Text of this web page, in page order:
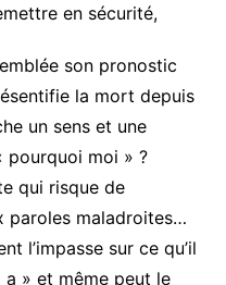
en sécurité,
son pronostic
la mort depuis
un sens et une
pourquoi moi » ?
qui risque de
paroles maladroites…
l’impasse sur ce qu’il
a » et même peut le